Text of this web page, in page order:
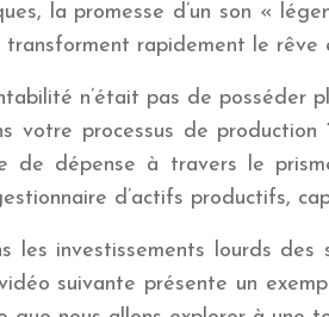
la promesse d’un son «
rapidement le rêve
n’était pas de posséder
votre processus de production
de dépense à travers le
d’actifs productifs,
les investissements lourds
suivante présente un